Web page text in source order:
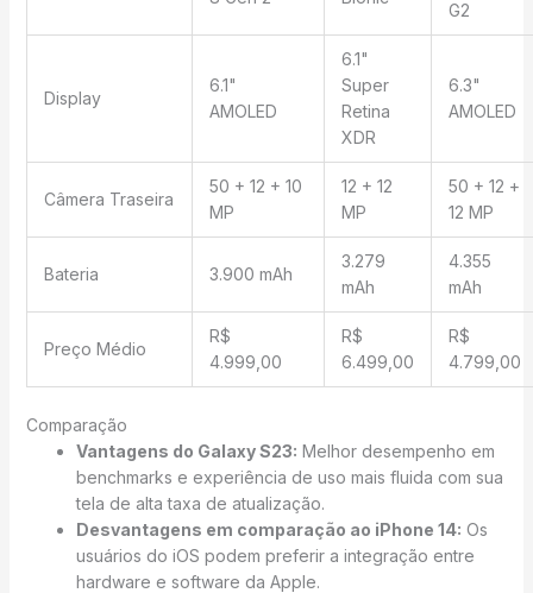
G2
Display
6.1"
AMOLED
6.1"
Super
Retina
XDR
6.3"
AMOLED
Câmera Traseira
50 + 12 + 10
MP
12 + 12
MP
50 + 12 +
12 MP
Bateria 3.900 mAh
3.279
mAh
4.355
mAh
Preço Médio
R$
4.999,00
R$
6.499,00
R$
4.799,00
Comparação
Vantagens do Galaxy S23: Melhor desempenho em
benchmarks e experiência de uso mais fluida com sua
tela de alta taxa de atualização.
Desvantagens em comparação ao iPhone 14: Os
usuários do iOS podem preferir a integração entre
hardware e software da Apple.